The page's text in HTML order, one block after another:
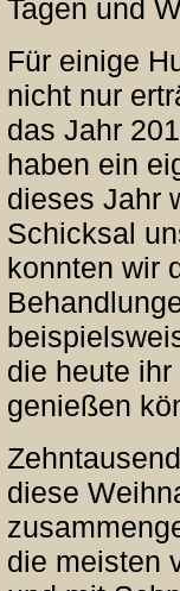
Tagen und
Für einige
nicht nur
das Jahr
haben ein
dieses Jahr
Schicksal
konnten wir
die heute
genießen
diese
die meisten